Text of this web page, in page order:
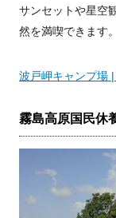
サンセットや星空
然を満喫できます。
波戸岬キャンプ場
霧島高原国民休